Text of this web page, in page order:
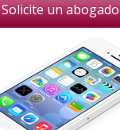
Solicite un abogado